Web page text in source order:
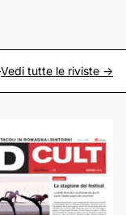
Vedi tutte le riviste ->